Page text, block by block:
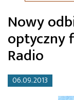
Nowy
optyczny
Radio
06.09.2013